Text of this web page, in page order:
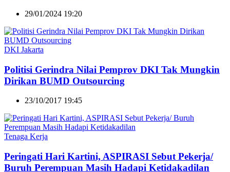
29/01/2024 19:20
DKI Jakarta
Politisi Gerindra Nilai Pemprov DKI Tak Mungkin
Dirikan BUMD Outsourcing
23/10/2017 19:45
Tenaga Kerja
Peringati Hari Kartini, ASPIRASI Sebut Pekerja/
Buruh Perempuan Masih Hadapi Ketidakadilan